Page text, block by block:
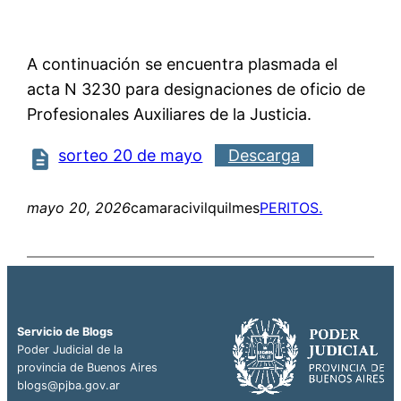
A continuación se encuentra plasmada el
acta N 3230 para designaciones de oficio de
Profesionales Auxiliares de la Justicia.
sorteo 20 de mayo Descarga
mayo 20, 2026camaracivilquilmesPERITOS.
Servicio de Blogs
Poder Judicial de la
provincia de Buenos Aires
blogs@pjba.gov.ar